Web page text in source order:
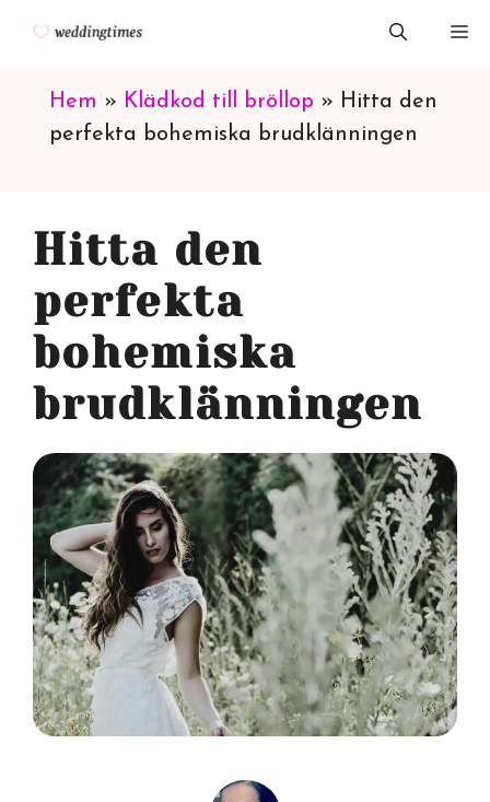
Hem » Klädkod till bröllop » Hitta den
perfekta bohemiska brudklänningen
Hitta den
perfekta
bohemiska
brudklänningen